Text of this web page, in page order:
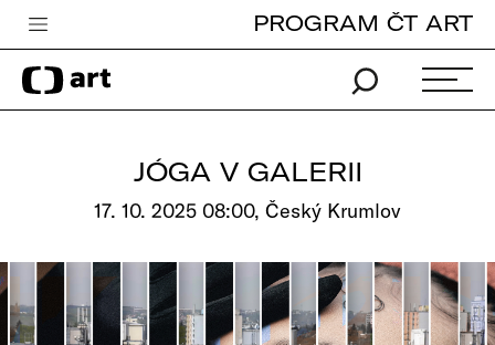
Česká televize
Zpravodajství
Pro děti
edu
PROGRAM ČT ART
JÓGA V GALERII
17. 10. 2025 08:00, Český Krumlov